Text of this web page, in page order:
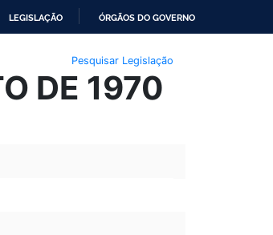
LEGISLAÇÃO ÓRGÃOS DO GOVERNO
Pesquisar Legislação
DE 1970